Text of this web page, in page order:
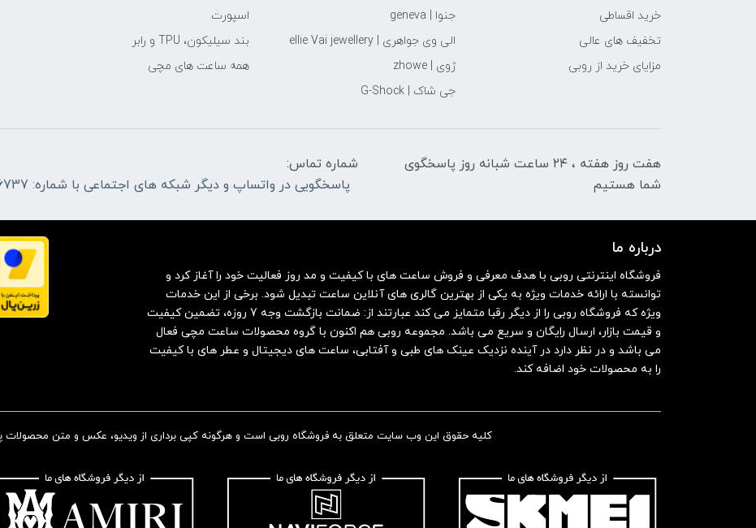
خرید اقساطی
تخفیف های عالی
مزایای خرید از روبی
جنوا | geneva
الی وی جواهری | ellie Vai‌ jewellery
ژوی | zhowe
جی شاک | G-Shock
اسپورت
بند سیلیکون، TPU و رابر
همه ساعت های مچی
هفت روز هفته ، ۲۴ ساعت شبانه‌ روز پاسخگوی
شما هستیم
شماره تماس:
پاسخگویی در واتساپ و دیگر شبکه های اجتماعی با شماره: 09032866737
درباره ما
فروشگاه اینترنتی روبی با هدف معرفی و فروش ساعت های با کیفیت و مد روز فعالیت خود را آغاز کرد و
توانسته با ارائه خدمات ویژه به یکی از بهترین گالری های آنلاین ساعت تبدیل شود. برخی از این خدمات
ویژه که فروشگاه روبی را از دیگر رقبا متمایز می کند عبارتند از: ضمانت بازگشت وجه 7 روزه، تضمین کیفیت
و قیمت بازار، ارسال رایگان و سریع می باشد. مجموعه روبی هم اکنون با گروه محصولات ساعت مچی فعال
می باشد و در نظر دارد در آینده نزدیک عینک های طبی و آفتابی، ساعت های دیجیتال و عطر های با کیفیت
را به محصولات خود اضافه کند.
کلیه حقوق این وب سایت متعلق به فروشگاه روبی است و هرگونه کپی برداری از ویدیو، عکس و متن محصولات